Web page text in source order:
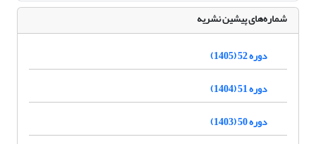
شماره‌های پیشین نشریه
دوره 52 (1405)
دوره 51 (1404)
دوره 50 (1403)